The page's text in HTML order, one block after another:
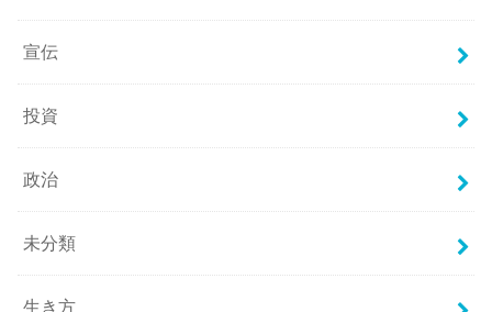
宣伝
投資
政治
未分類
生き方